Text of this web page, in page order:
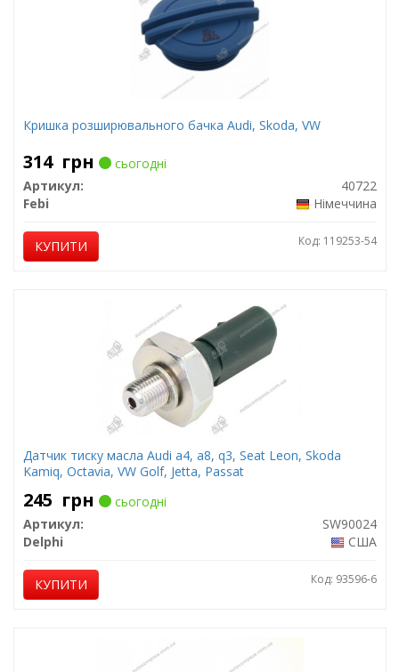
Кришка розширювального бачка Audi, Skoda, VW
314 грн
сьогодні
Артикул:
40722
Febi
Німеччина
КУПИТИ Код: 119253-54
Датчик тиску масла Audi a4, a8, q3, Seat Leon, Skoda
Kamiq, Octavia, VW Golf, Jetta, Passat
245 грн
сьогодні
Артикул:
SW90024
Delphi
США
КУПИТИ Код: 93596-6